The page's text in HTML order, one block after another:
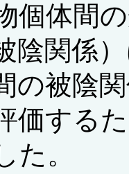
個体間
陰関係
の被陰
価する
た。